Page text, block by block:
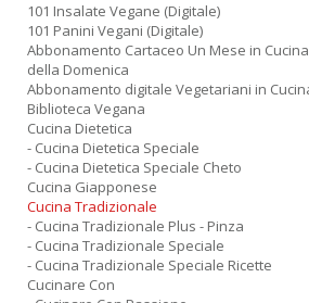
101 Insalate Vegane (Digitale)
101 Panini Vegani (Digitale)
Abbonamento Cartaceo Un Mese in
della Domenica
Abbonamento digitale Vegetariani in
Biblioteca Vegana
Cucina Dietetica
- Cucina Dietetica Speciale
- Cucina Dietetica Speciale Cheto
Cucina Giapponese
Cucina Tradizionale
- Cucina Tradizionale Plus - Pinza
- Cucina Tradizionale Speciale
- Cucina Tradizionale Speciale Ricette
Cucinare Con